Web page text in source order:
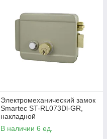
Электромеханический замок
Smartec ST-RL073Dl-GR,
накладной
В наличии 6 ед.